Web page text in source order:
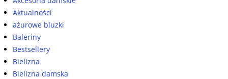
Aktualności
ażurowe bluzki
Baleriny
Bestsellery
Bielizna
Bielizna damska